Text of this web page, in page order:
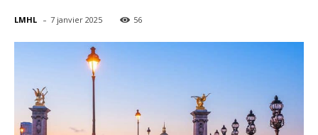
LMHL - 7 janvier 2025 56